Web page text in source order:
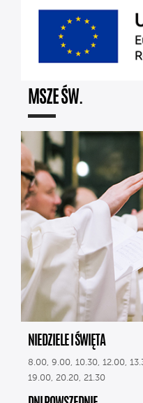
MSZE ŚW.
NIEDZIELE I ŚWIĘTA
8.00, 9.00, 10.30, 12.00,
19.00, 20.20, 21.30